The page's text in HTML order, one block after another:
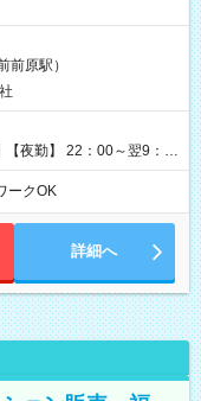
なる部分があります。 雇
時給 1,490円以上
前原駅）
夜勤】 22：00～翌9：
※上記の時間
勤務となります）
ークOK
詳細へ